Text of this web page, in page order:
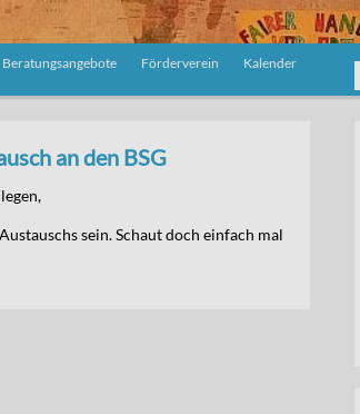
Beratungsangebote Förderverein Kalender
an den BSG
sein. Schaut doch einfach mal